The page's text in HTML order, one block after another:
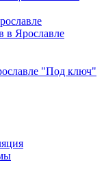
в Ярославле
"Под ключ"